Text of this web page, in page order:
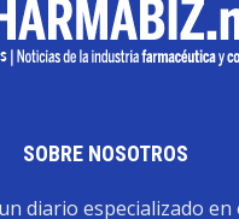
SOBRE NOSOTROS
diario especializado en